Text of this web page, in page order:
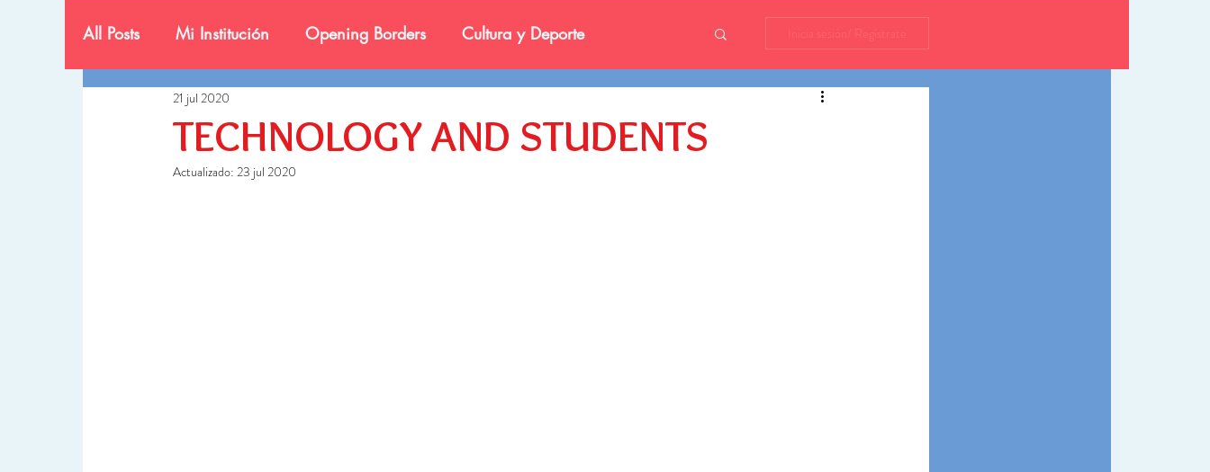
All Posts Mi Institución Opening Borders Cultura y Deporte
Ciencia y Tecnología
Inicia sesión/ Regístrate
TECHNOLOGY AND STUDENTS
21 jul 2020
Actualizado: 23 jul 2020